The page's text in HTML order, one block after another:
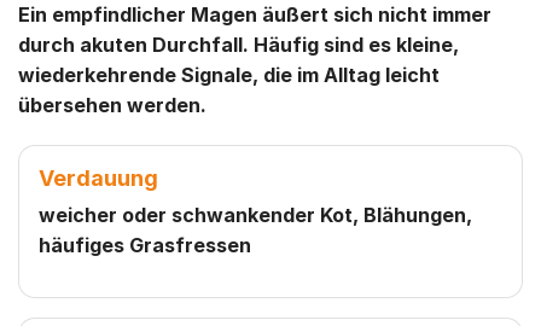
Ein empfindlicher Magen äußert sich nicht immer
durch akuten Durchfall. Häufig sind es kleine,
wiederkehrende Signale, die im Alltag leicht
übersehen werden.
Verdauung
weicher oder schwankender Kot, Blähungen,
häufiges Grasfressen